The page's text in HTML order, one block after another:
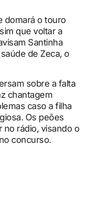
domará o touro
que voltar a
Santinha
de Zeca, o
sobre a falta
chantagem
caso a filha
Os peões
no rádio, visando o
concurso.